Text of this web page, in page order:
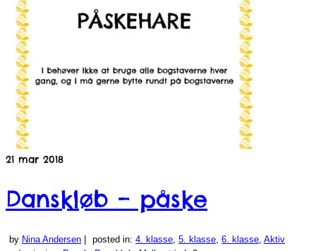
21 mar 2018
Danskløb – påske
by Nina Andersen | posted in: 4. klasse 5. klasse 6. klasse Aktiv